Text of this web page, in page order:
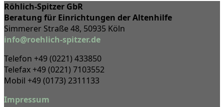
Röhlich-Spitzer GbR
Beratung für Einrichtungen der Altenhilfe
Simmerer Straße 48, 50935 Köln
info@roehlich-spitzer.de
Telefon +49 (0221) 433850
Telefax +49 (0221) 7103552
Mobil +49 (0173) 2311133
Impressum